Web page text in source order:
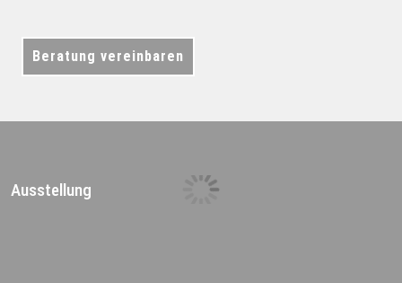
Beratung vereinbaren
Ausstellung